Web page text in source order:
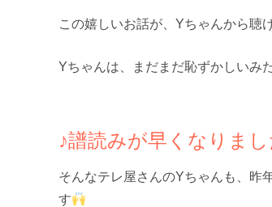
この嬉しいお話が、Yちゃんから聴
Yちゃんは、まだまだ恥ずかしいみ
♪譜読みが早くなりまし
そんなテレ屋さんのYちゃんも、昨
す